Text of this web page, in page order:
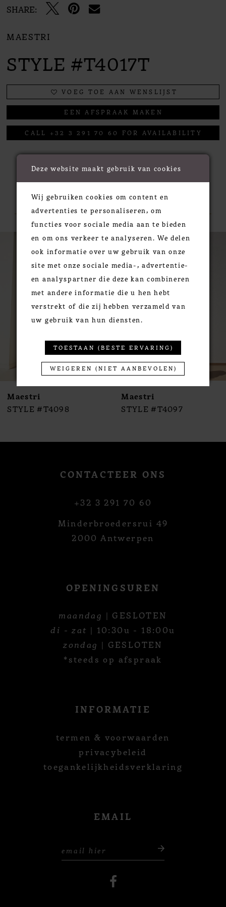
SHARE:
MAESTRI
STYLE #T4017T
VOEG TOE AAN WENSLIJST
EEN AFSPRAAK MAKEN
CALL +32 3 291 70 60 FOR AVAILABILITY
RELATED PRODUCTS
Products
Carousel
PAUSE AUTOPLAY
PREVIOUS SLIDE
NEXT SLIDE
9
10
11
12
14
Maestri
STYLE #T4098
Maestri
STYLE #T4097
CONTACTEER ONS
+32 3 291 70 60
Minderbroedersrui 49
2000 Antwerpen
OPENINGSUREN
maandag | GESLOTEN
di - zat | 10:30u - 18:00u
zondag | GESLOTEN
*steeds op afspraak
INFORMATIE
termen & voorwaarden
privacybeleid
toegankelijkheidsverklaring
EMAIL
Deze website maakt gebruik van cookies
Wij gebruiken cookies om content en
advertenties te personaliseren, om
functies voor sociale media aan te bieden
en om ons verkeer te analyseren. We delen
ook informatie over uw gebruik van onze
site met onze sociale media-, advertentie-
en analyspartner die deze kan combineren
met andere informatie die u hen hebt
verstrekt of die zij hebben verzameld van
uw gebruik van hun diensten.
TOESTAAN (BESTE ERVARING)
WEIGEREN (NIET AANBEVOLEN)